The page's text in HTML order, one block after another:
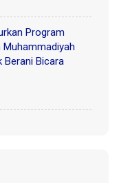
Program
Berani Bicara